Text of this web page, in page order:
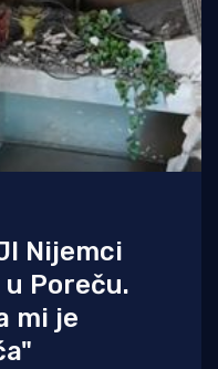
Nijemci
Poreču.
mi je